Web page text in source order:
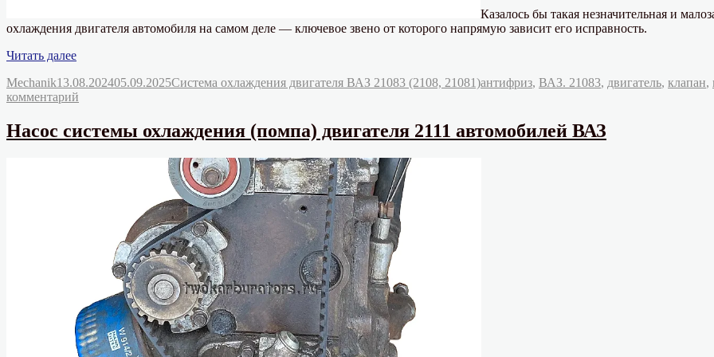
Казалось бы такая незначительная и
охлаждения двигателя автомобиля на самом деле — ключевое звено от которого напрямую зависит его исправность.
Читать далее«Для
нужна
крышка
бачка?»
Автор
MechanikОпубликовано
13.08.202405.09.2025Рубрики
Система охлаждения двигателя ВАЗ 21083 (2108, 21081)Метки
антифриз, ВАЗ. 21083, двигатель, клапан,
комментарий
чего
расширительного
Насос системы охлаждения (помпа) двигателя 2111 автомобилей ВАЗ